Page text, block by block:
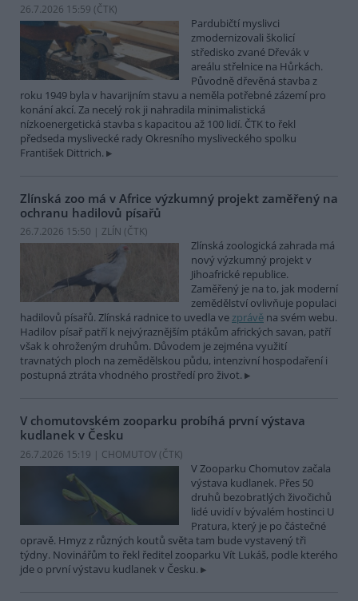
26.7.2026 15:59 (ČTK)
Pardubičtí myslivci
zmodernizovali školicí
středisko zvané Dřevák v
areálu střelnice na Hůrkách.
Původně dřevěná stavba z
roku 1949 byla v havarijním stavu a neměla potřebné zázemí pro
konání akcí. Za necelý rok ji nahradila minimalistická
nízkoenergetická stavba s kapacitou až 100 lidí. ČTK to řekl
předseda myslivecké rady Okresního mysliveckého spolku
František Dittrich.
Zlínská zoo má v Africe výzkumný projekt zaměřený na
ochranu hadilovů písařů
26.7.2026 15:50 | ZLÍN (ČTK)
Zlínská zoologická zahrada má
nový výzkumný projekt v
Jihoafrické republice.
Zaměřený je na to, jak moderní
zemědělství ovlivňuje populaci
hadilovů písařů. Zlínská radnice to uvedla vezprávě na svém webu.
Hadilov písař patří k nejvýraznějším ptákům afrických savan, patří
však k ohroženým druhům. Důvodem je zejména využití
travnatých ploch na zemědělskou půdu, intenzivní hospodaření i
postupná ztráta vhodného prostředí pro život.
V chomutovském zooparku probíhá první výstava
kudlanek v Česku
26.7.2026 15:19 | CHOMUTOV (ČTK)
V Zooparku Chomutov začala
výstava kudlanek. Přes 50
druhů bezobratlých živočichů
lidé uvidí v bývalém hostinci U
Pratura, který je po částečné
opravě. Hmyz z různých koutů světa tam bude vystavený tři
týdny. Novinářům to řekl ředitel zooparku Vít Lukáš, podle kterého
jde o první výstavu kudlanek v Česku.